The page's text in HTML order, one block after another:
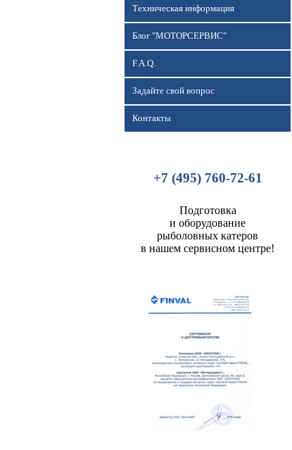
Техническая информация
Блог "МОТОРСЕРВИС"
F.A.Q.
Задайте свой вопрос
Контакты
+7 (495) 760-72-61
Подготовка
и оборудование
рыболовных катеров
в нашем сервисном центре!